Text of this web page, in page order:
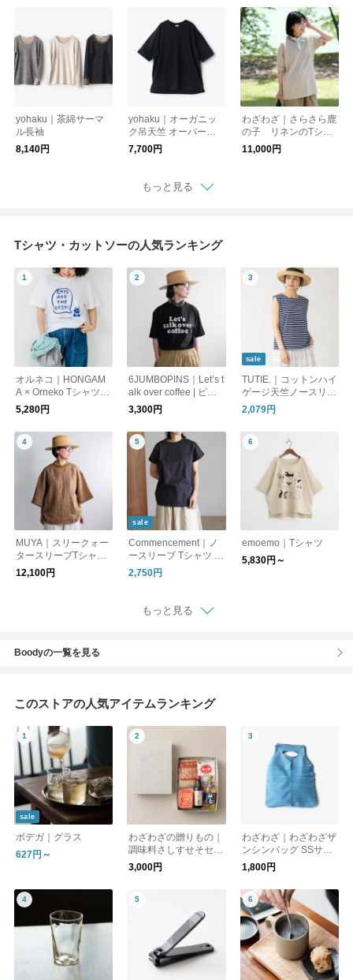
yohaku｜茶綿サーマ
ル長袖
8,140円
yohaku｜オーガニッ
ク吊天竺 オーバーサ
イズＴシャツ
7,700円
わざわざ｜さらさら鹿
の子 リネンのTシャ
ツ【ユニセックス】
11,000円
もっと見る
Tシャツ・カットソーの人気ランキング
オルネコ｜HONGAM
A × Orneko Tシャツ／
CATS ARE THE BEST
5,280円
6JUMBOPINS｜Let’s t
alk over coffee | ビッ
グTシャツ
3,300円
sale
TUTIE.｜コットンハイ
ゲージ天竺ノースリー
ブプルオーバー
2,079円
MUYA｜スリークォー
タースリーブTシャツ/
No.2571
12,100円
sale
Commencement｜ノ
ースリーブ Tシャツ 半
袖シャツ No sleeve C
-084 コメンスメント
2,750円
emoemo｜Tシャツ
5,830円～
もっと見る
Boodyの一覧を見る
このストアの人気アイテムランキング
sale
ボデガ｜グラス
627円～
わざわざの贈りもの｜
調味料さしすせそセッ
ト【ギフト】
3,000円
わざわざ｜わざわざザ
ンシンバッグ SSサイ
ズ 【エコバッグ】
【バッグ】
1,800円